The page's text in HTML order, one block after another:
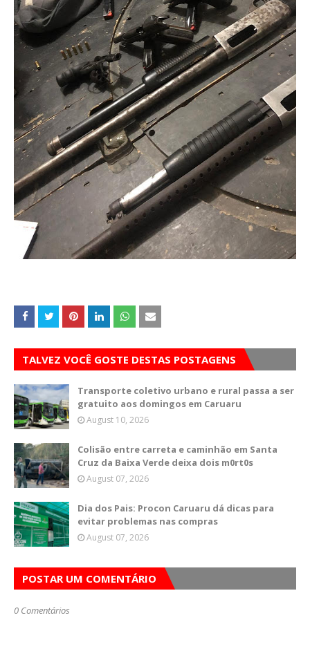
TALVEZ VOCÊ GOSTE DESTAS POSTAGENS
Transporte coletivo urbano e rural passa a ser
gratuito aos domingos em Caruaru
August 10, 2026
Colisão entre carreta e caminhão em Santa
Cruz da Baixa Verde deixa dois m0rt0s
August 07, 2026
Dia dos Pais: Procon Caruaru dá dicas para
evitar problemas nas compras
August 07, 2026
POSTAR UM COMENTÁRIO
0 Comentários